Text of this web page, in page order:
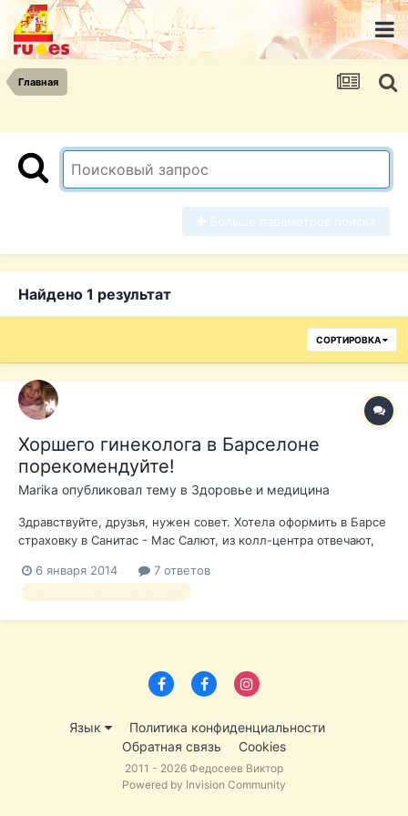
Главная
Найдено 1 результат
СОРТИРОВКА
Хоршего гинеколога в Барселоне
порекомендуйте!
Marika опубликовал тему в Здоровье и медицина
Здравствуйте, друзья, нужен совет. Хотела оформить в Барсе
страховку в Санитас - Мас Салют, из колл-центра отвечают,
не попадают под страховку. То есть это как? Нельзя
пожаловаться доктору, пройти обследование и пройти
6 января 2014 7 ответов
Язык
Политика конфиденциальности
Обратная связь
Cookies
2011 - 2026 Федосеев Виктор
Powered by Invision Community